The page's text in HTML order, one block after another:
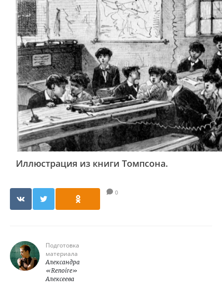
Иллюстрация из книги Томпсона.
0
Подготовка
материала
Александра
«Renoire»
Алексеева